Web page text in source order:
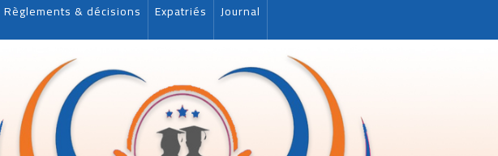
Règlements & décisions Expatriés Journal